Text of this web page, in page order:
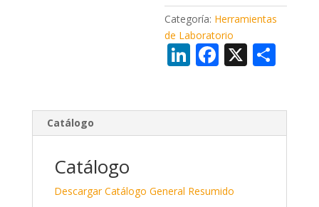
Categoría: Herramientas
de Laboratorio
Li
dI
F
o
k
X
ar
Catálogo
Catálogo
Descargar Catálogo General Resumido